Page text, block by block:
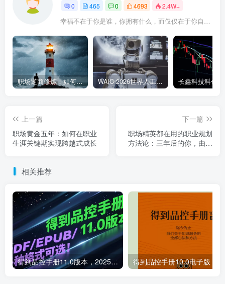
0 465 0 4693 2.4W+
幸福不在于你是谁，你拥有什么，而仅仅在于你自己怎么看待
职场逆商修炼：如何把每一次挫折转化为成长的养分 WAIC 2026世界人工智能大会7月17日开幕：300款全球首发，展览面积首破10万平米
上一篇
职场黄金五年：如何在职业
生涯关键期实现跨越式成长
下一篇
职场精英都在用的职业规划
方法论：三年后的你，由今
相关推荐
得到品控手册11.0版本，2025最新版，PDF/EPUB/多种格式可选！ 得到品控手册10.0电子版